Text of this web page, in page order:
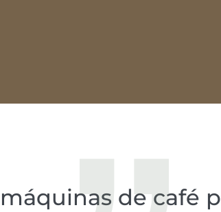
de café